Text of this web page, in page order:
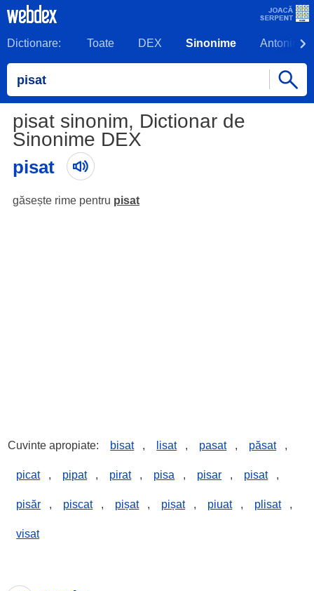
Dictionare: Toate DEX Sinonime Antonime
pisat sinonim, Dictionar de
Sinonime DEX
pisat
găsește rime pentru pisat
Cuvinte apropiate: bisat , lisat , pasat , păsat ,
picat , pipat , pirat , pisa , pisar , pisat ,
pisăr , piscat , pișat , pișat , piuat , plisat ,
visat